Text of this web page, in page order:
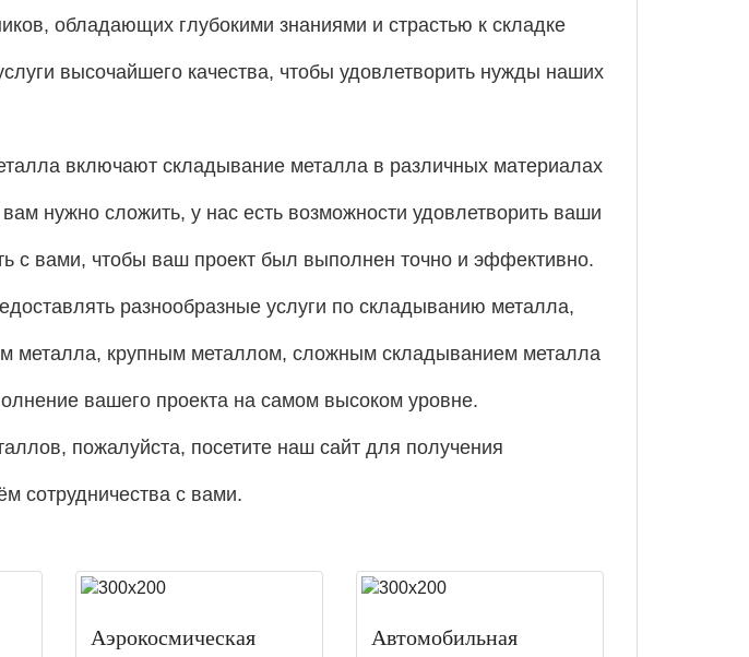
обладающих глубокими знаниями и страстью к складке
высочайшего качества, чтобы удовлетворить нужды наших
включают складывание металла в различных материалах
нужно сложить, у нас есть возможности удовлетворить ваши
с вами, чтобы ваш проект был выполнен точно и эффективно.
разнообразные услуги по складыванию металла,
металла, крупным металлом, сложным складыванием металла
вашего проекта на самом высоком уровне.
пожалуйста, посетите наш сайт для получения
сотрудничества с вами.
Аэрокосмическая
Автомобильная